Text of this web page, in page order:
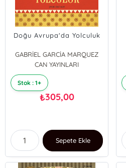
Doğu Avrupa'da Yolculuk
GABRİEL GARCİA MARQUEZ
CAN YAYINLARI
Stok : 1+
₺305,00
Sepete Ekle